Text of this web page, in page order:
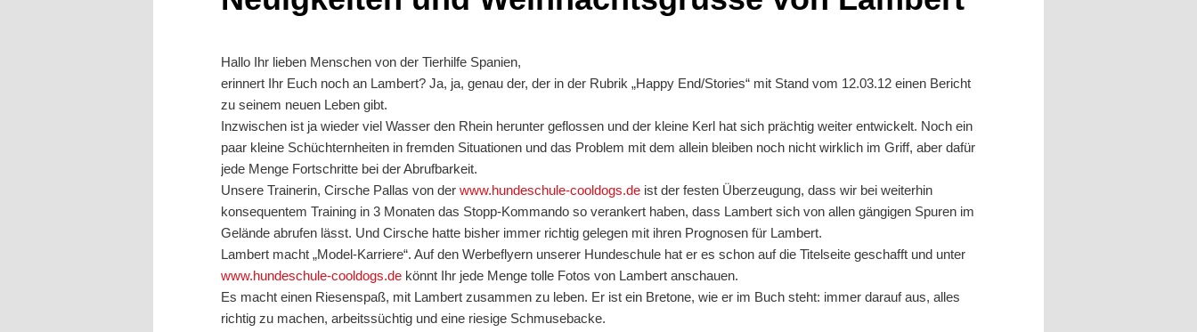
Hallo Ihr lieben Menschen von der Tierhilfe Spanien,
erinnert Ihr Euch noch an Lambert? Ja, ja, genau der, der in der Rubrik „Happy End/Stories“ mit Stand vom 12.03.12 einen Bericht
zu seinem neuen Leben gibt.
Inzwischen ist ja wieder viel Wasser den Rhein herunter geflossen und der kleine Kerl hat sich prächtig weiter entwickelt. Noch ein
paar kleine Schüchternheiten in fremden Situationen und das Problem mit dem allein bleiben noch nicht wirklich im Griff, aber dafür
jede Menge Fortschritte bei der Abrufbarkeit.
Unsere Trainerin, Cirsche Pallas von der www.hundeschule-cooldogs.de ist der festen Überzeugung, dass wir bei weiterhin
konsequentem Training in 3 Monaten das Stopp-Kommando so verankert haben, dass Lambert sich von allen gängigen Spuren im
Gelände abrufen lässt. Und Cirsche hatte bisher immer richtig gelegen mit ihren Prognosen für Lambert.
Lambert macht „Model-Karriere“. Auf den Werbeflyern unserer Hundeschule hat er es schon auf die Titelseite geschafft und unter
www.hundeschule-cooldogs.de könnt Ihr jede Menge tolle Fotos von Lambert anschauen.
Es macht einen Riesenspaß, mit Lambert zusammen zu leben. Er ist ein Bretone, wie er im Buch steht: immer darauf aus, alles
richtig zu machen, arbeitssüchtig und eine riesige Schmusebacke.